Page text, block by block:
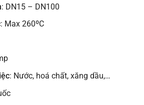
: DN15 – DN100
: Max 260ºC
: Nước, hoá chất, xăng dầu,…